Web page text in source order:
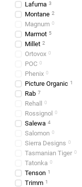
Lafuma 3
Montane 2
Magnum 0
Marmot 5
Millet 2
Ortovox 0
POC 0
Phenix 0
Picture Organic 1
Rab 7
Rehall 0
Rossignol 0
Salewa 4
Salomon 0
Sierra Designs 0
Tasmanian Tiger 0
Tatonka 0
Tenson 1
Trimm 1